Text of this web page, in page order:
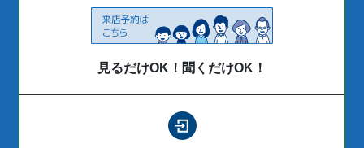
見るだけOK！聞くだけOK！